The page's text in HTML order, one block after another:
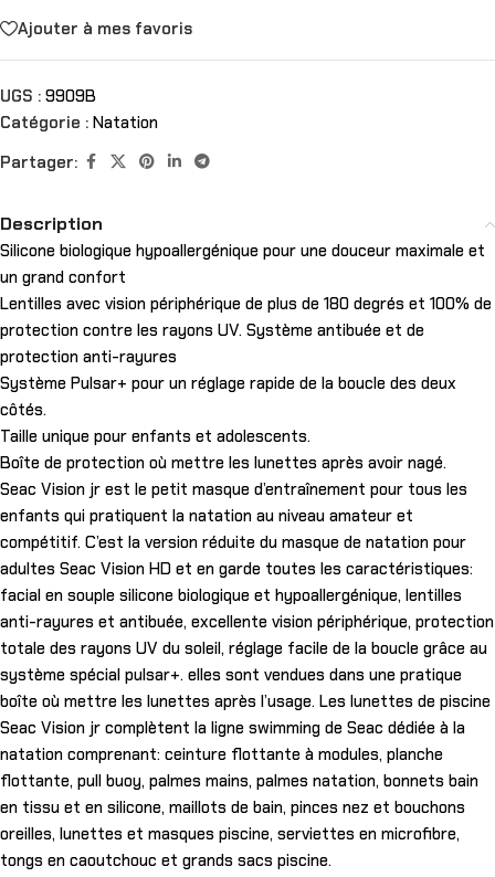
Ajouter à mes favoris
UGS : 9909B
Catégorie : Natation
Partager:
Description
Silicone biologique hypoallergénique pour une douceur maximale et
un grand confort
Lentilles avec vision périphérique de plus de 180 degrés et 100% de
protection contre les rayons UV. Système antibuée et de
protection anti-rayures
Système Pulsar+ pour un réglage rapide de la boucle des deux
côtés.
Taille unique pour enfants et adolescents.
Boîte de protection où mettre les lunettes après avoir nagé.
Seac Vision jr est le petit masque d’entraînement pour tous les
enfants qui pratiquent la natation au niveau amateur et
compétitif. C’est la version réduite du masque de natation pour
adultes Seac Vision HD et en garde toutes les caractéristiques:
facial en souple silicone biologique et hypoallergénique, lentilles
anti-rayures et antibuée, excellente vision périphérique, protection
totale des rayons UV du soleil, réglage facile de la boucle grâce au
système spécial pulsar+. elles sont vendues dans une pratique
boîte où mettre les lunettes après l’usage. Les lunettes de piscine
Seac Vision jr complètent la ligne swimming de Seac dédiée à la
natation comprenant: ceinture flottante à modules, planche
flottante, pull buoy, palmes mains, palmes natation, bonnets bain
en tissu et en silicone, maillots de bain, pinces nez et bouchons
oreilles, lunettes et masques piscine, serviettes en microfibre,
tongs en caoutchouc et grands sacs piscine.